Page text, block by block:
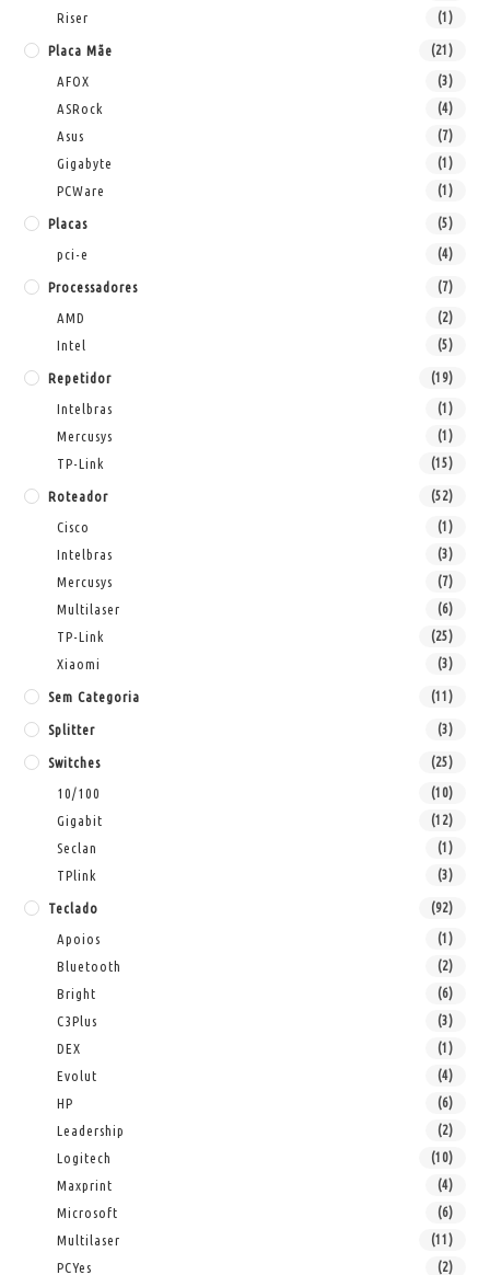
Riser (1)
Placa Mãe (21)
AFOX (3)
ASRock (4)
Asus (7)
Gigabyte (1)
PCWare (1)
Placas (5)
pci-e (4)
Processadores (7)
AMD (2)
Intel (5)
Repetidor (19)
Intelbras (1)
Mercusys (1)
TP-Link (15)
Roteador (52)
Cisco (1)
Intelbras (3)
Mercusys (7)
Multilaser (6)
TP-Link (25)
Xiaomi (3)
Sem Categoria (11)
Splitter (3)
Switches (25)
10/100 (10)
Gigabit (12)
Seclan (1)
TPlink (3)
Teclado (92)
Apoios (1)
Bluetooth (2)
Bright (6)
C3Plus (3)
DEX (1)
Evolut (4)
HP (6)
Leadership (2)
Logitech (10)
Maxprint (4)
Microsoft (6)
Multilaser (11)
PCYes (2)